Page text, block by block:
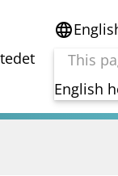
language
This
English